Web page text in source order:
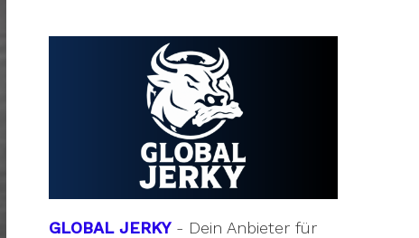
GLOBAL JERKY- Dein Anbieter für